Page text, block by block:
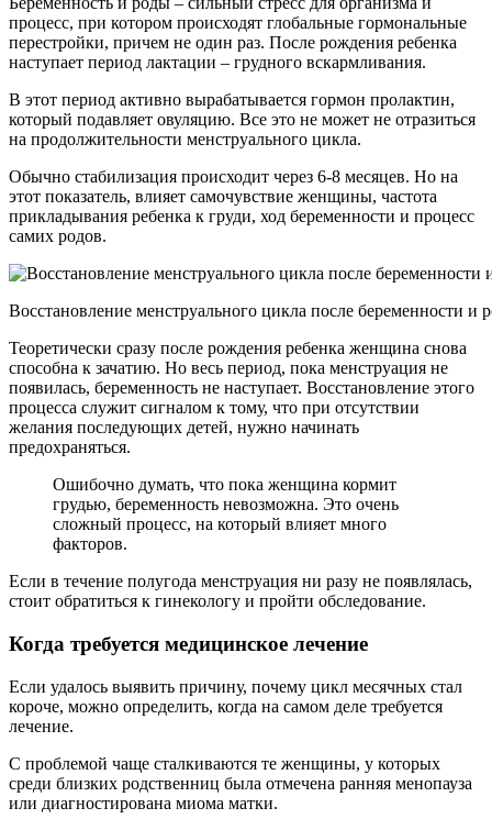
процесс, при котором происходят глобальные гормональные
перестройки, причем не один раз. После рождения ребенка
наступает период лактации – грудного вскармливания.
В этот период активно вырабатывается гормон пролактин,
который подавляет овуляцию. Все это не может не отразиться
на продолжительности менструального цикла.
Обычно стабилизация происходит через 6-8 месяцев. Но на
этот показатель, влияет самочувствие женщины, частота
прикладывания ребенка к груди, ход беременности и процесс
самих родов.
Восстановление менструального цикла после беременности и
Теоретически сразу после рождения ребенка женщина снова
способна к зачатию. Но весь период, пока менструация не
появилась, беременность не наступает. Восстановление этого
процесса служит сигналом к тому, что при отсутствии
желания последующих детей, нужно начинать
предохраняться.
Ошибочно думать, что пока женщина кормит
грудью, беременность невозможна. Это очень
сложный процесс, на который влияет много
факторов.
Если в течение полугода менструация ни разу не появлялась,
стоит обратиться к гинекологу и пройти обследование.
Когда требуется медицинское лечение
Если удалось выявить причину, почему цикл месячных стал
короче, можно определить, когда на самом деле требуется
лечение.
С проблемой чаще сталкиваются те женщины, у которых
среди близких родственниц была отмечена ранняя менопауза
или диагностирована миома матки.